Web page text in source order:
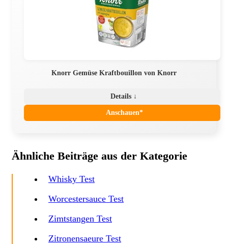
Knorr Gemüse Kraftbouillon von Knorr
Details ↓
Anschauen*
Ähnliche Beiträge aus der Kategorie
Whisky Test
Worcestersauce Test
Zimtstangen Test
Zitronensaeure Test